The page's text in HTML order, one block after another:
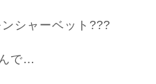
シャーベット???
で…